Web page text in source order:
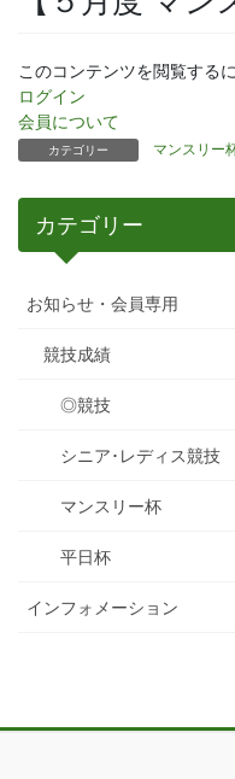
このコンテンツを閲覧する
ログイン
会員について
カテゴリー マンスリー
カテゴリー
お知らせ・会員専用
競技成績
◎競技
シニア･レディス競技
マンスリー杯
平日杯
インフォメーション